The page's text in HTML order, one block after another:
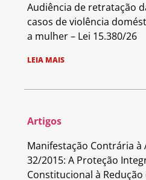
Audiência de retratação
casos de violência
a mulher – Lei 15.380/26
LEIA MAIS
Artigos
Manifestação Contrária à
32/2015: A Proteção
Constitucional à